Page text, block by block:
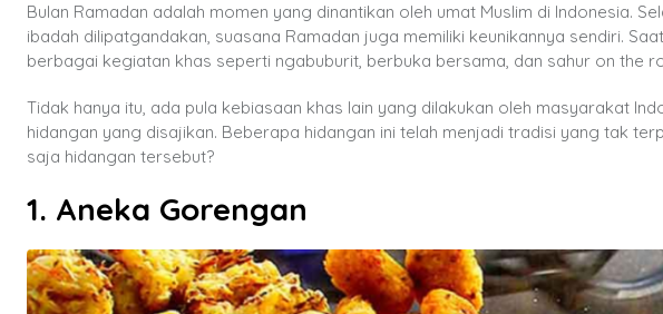
Bulan Ramadan adalah momen yang dinantikan oleh umat Muslim di Indonesia.
ibadah dilipatgandakan, suasana Ramadan juga memiliki keunikannya sendiri.
berbagai kegiatan khas seperti ngabuburit, berbuka bersama, dan sahur on the
Tidak hanya itu, ada pula kebiasaan khas lain yang dilakukan oleh masyarakat
hidangan yang disajikan. Beberapa hidangan ini telah menjadi tradisi yang tak
saja hidangan tersebut?
1. Aneka Gorengan